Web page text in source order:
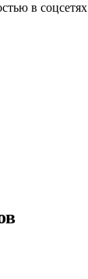
в соцсетях